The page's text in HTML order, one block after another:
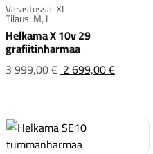
Varastossa: XL
Tilaus: M, L
Helkama X 10v 29
grafiitinharmaa
3 999,00 €2 699,00 €
oli:3